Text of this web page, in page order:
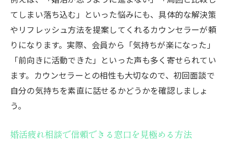
てしまい落ち込む」といった悩みにも、具体的な解決策
やリフレッシュ方法を提案してくれるカウンセラーが頼
りになります。実際、会員から「気持ちが楽になった」
「前向きに活動できた」といった声も多く寄せられてい
ます。カウンセラーとの相性も大切なので、初回面談で
自分の気持ちを素直に話せるかどうかを確認しましょ
う。
婚活疲れ相談で信頼できる窓口を見極める方法